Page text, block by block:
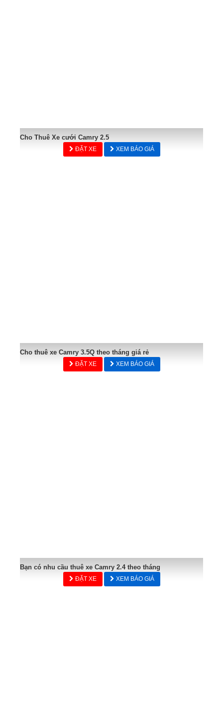
Cho Thuê Xe cưới Camry 2.5
ĐẶT XE XEM BÁO GIÁ
Cho thuê xe Camry 3.5Q theo tháng giá rẻ
ĐẶT XE XEM BÁO GIÁ
Bạn có nhu cầu thuê xe Camry 2.4 theo tháng
ĐẶT XE XEM BÁO GIÁ